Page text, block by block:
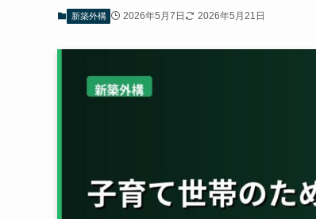
新築外構 2026年5月7日 2026年5月21日